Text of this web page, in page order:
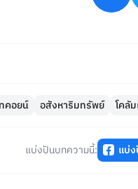
คอยน์ อสังหาริมทรัพย์ โคลั
แบ่งปันบทความนี้: แบ่